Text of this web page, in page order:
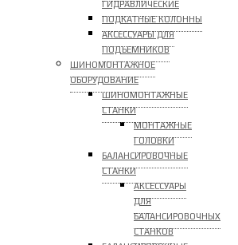
ГИДРАВЛИЧЕСКИЕ
ПОДКАТНЫЕ КОЛОННЫ
АКСЕССУАРЫ ДЛЯ
ПОДЪЕМНИКОВ
ШИНОМОНТАЖНОЕ
ОБОРУДОВАНИЕ
ШИНОМОНТАЖНЫЕ
СТАНКИ
МОНТАЖНЫЕ
ГОЛОВКИ
БАЛАНСИРОВОЧНЫЕ
СТАНКИ
АКСЕССУАРЫ
ДЛЯ
БАЛАНСИРОВОЧНЫХ
СТАНКОВ